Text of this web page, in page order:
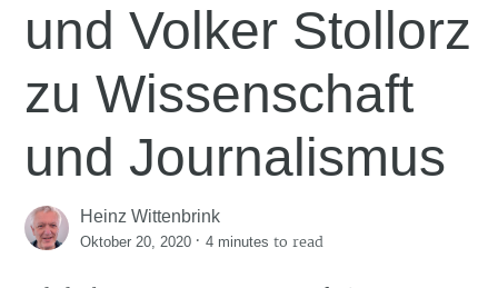
und Volker Stollorz
zu Wissenschaft
und Journalismus
Heinz Wittenbrink
Oktober 20, 2020 ·4 minutes to read